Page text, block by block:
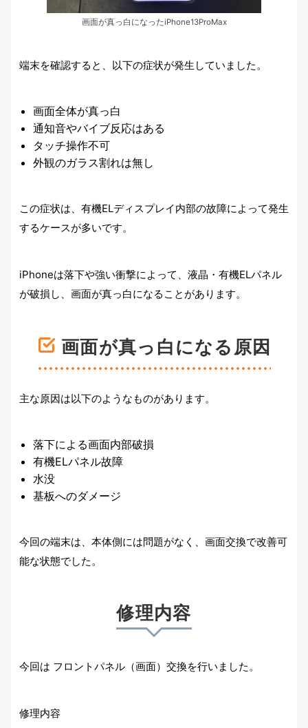
画面が真っ白になったiPhone13ProMax
端末を確認すると、以下の症状が発生していました。
画面全体が真っ白
通知音やバイブ反応はある
タッチ操作不可
外観のガラス割れは無し
この症状は、有機ELディスプレイ内部の故障によって発生
するケースが多いです。
iPhoneは落下や強い衝撃によって、液晶・有機ELパネル
が破損し、画面が真っ白になることがあります。
画面が真っ白になる原因
主な原因は以下のようなものがあります。
落下による画面内部破損
有機ELパネル故障
水没
基板へのダメージ
今回の端末は、本体側には問題がなく、画面交換で改善可
能な状態でした。
修理内容
今回は フロントパネル（画面）交換を行いました。
修理内容